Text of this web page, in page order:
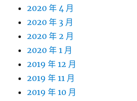
2020 年 4 月
2020 年 3 月
2020 年 2 月
2020 年 1 月
2019 年 12 月
2019 年 11 月
2019 年 10 月